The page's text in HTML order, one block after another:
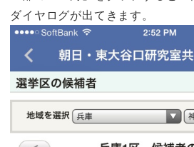
ダイヤログが出てきます。